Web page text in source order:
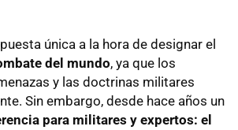
única a la hora de designar el
del mundo, ya que los
y las doctrinas militares
Sin embargo, desde hace años un
para militares y expertos: el